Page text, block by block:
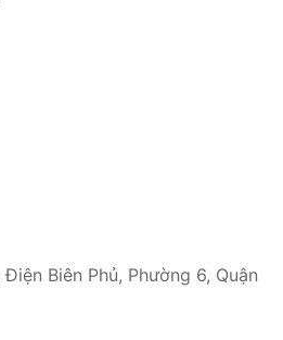
Điện Biên Phủ, Phường 6, Quận